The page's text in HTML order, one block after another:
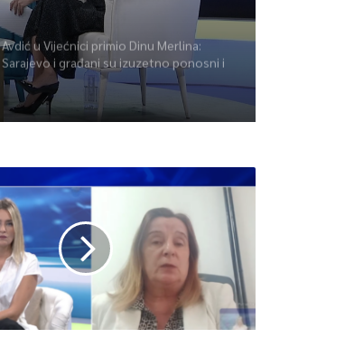
Avdić u Vijećnici primio Dinu Merlina:
Sarajevo i građani su izuzetno ponosni i
zahvalni